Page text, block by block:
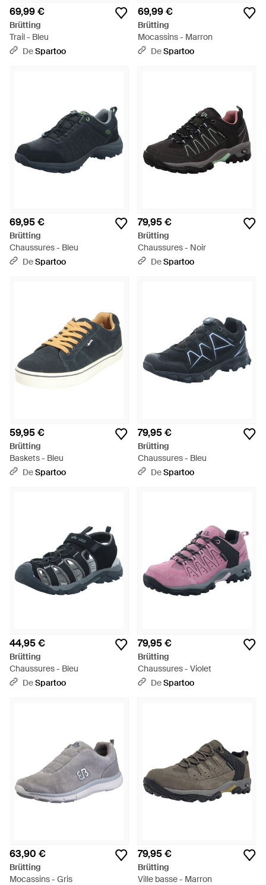
69,99 €
Brütting
Trail - Bleu
DeSpartoo
69,99 €
Brütting
Mocassins - Marron
DeSpartoo
69,95 €
Brütting
Chaussures - Bleu
DeSpartoo
79,95 €
Brütting
Chaussures - Noir
DeSpartoo
59,95 €
Brütting
Baskets - Bleu
DeSpartoo
79,95 €
Brütting
Chaussures - Bleu
DeSpartoo
44,95 €
Brütting
Chaussures - Bleu
DeSpartoo
79,95 €
Brütting
Chaussures - Violet
DeSpartoo
63,90 €
Brütting
Mocassins - Gris
79,95 €
Brütting
Ville basse - Marron